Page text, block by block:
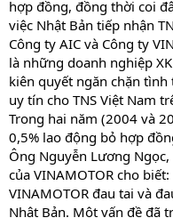
hợp đồng, đồng thời coi
việc Nhật Bản tiếp nhận
Công ty AIC và Công ty
là những doanh nghiệp
kiên quyết ngăn chặn
uy tín cho TNS Việt Nam
Trong hai năm (2004 và
0,5% lao động bỏ hợp
Ông Nguyễn Lương
của VINAMOTOR cho
VINAMOTOR đau tai và
Nhật Bản. Một vấn đề đã